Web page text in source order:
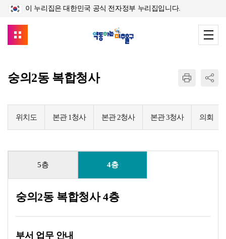
이 누리집은 대한민국 공식 전자정부 누리집입니다.
숭의2동 복합청사
위치도 본관 1청사 본관 2청사 본관 3청사 의회
5층 4층
숭의2동 복합청사 4층
부서 업무 안내